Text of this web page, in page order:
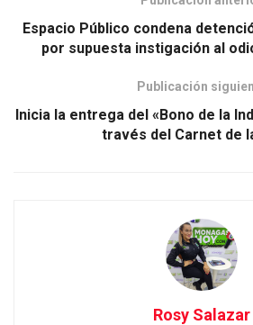
Espacio Público condena
por supuesta instigación al
Publicación
Inicia la entrega del «Bono de la
través del Carnet de
Rosy Salazar